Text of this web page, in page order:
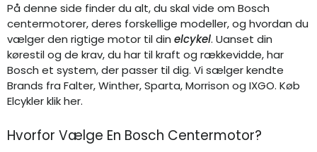
På denne side finder du alt, du skal vide om Bosch
centermotorer, deres forskellige modeller, og hvordan du
vælger den rigtige motor til din elcykel. Uanset din
kørestil og de krav, du har til kraft og rækkevidde, har
Bosch et system, der passer til dig. Vi sælger kendte
Brands fra Falter,Winther,Sparta,Morrison og IXGO. Køb
Elcykler klik her.
Hvorfor Vælge En Bosch Centermotor?